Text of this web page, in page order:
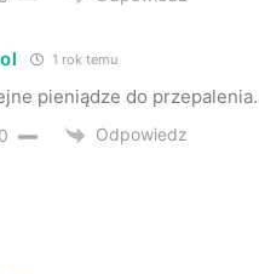
1 rok temu
pieniądze do
0 Odpowiedz